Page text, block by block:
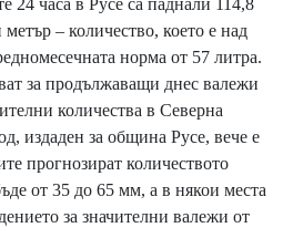
24 часа в Русе са паднали 114,8
– количество, което е над
норма от 57 литра.
за продължаващи днес валежи
количества в Северна
издаден за община Русе, вече е
прогнозират количеството
от 35 до 65 мм, а в някои места
за значителни валежи от